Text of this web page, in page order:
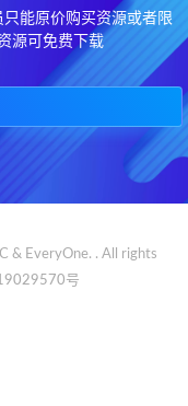
能原价购买资源或者限
源可免费下载
& EveryOne. . All rights
号